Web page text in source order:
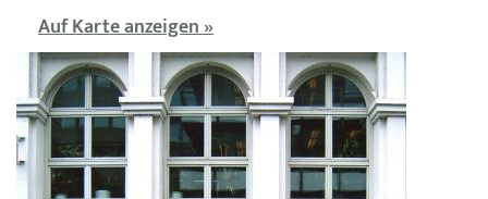
Auf Karte anzeigen »